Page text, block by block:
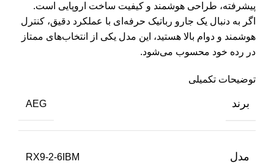
پیشرفته، طراحی هوشمند و کیفیت ساخت اروپایی است.
اگر به دنبال یک جارو رباتیک حرفه‌ای با عملکرد دقیق، کنترل
هوشمند و دوام بالا هستید، این مدل یکی از انتخاب‌های ممتاز
در رده خود محسوب می‌شود.
توضیحات تکمیلی
برند AEG
مدل RX9-2-6IBM